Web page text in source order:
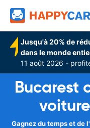
Jusqu'à 20% de
dans le monde
11 août 2026 -
Bucarest
Gagnez du temps et de